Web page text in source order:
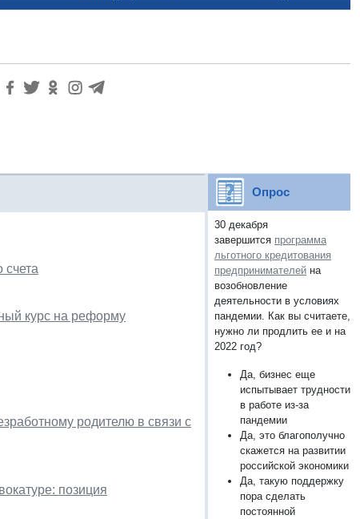
счета
курс на реформу
родителю в связи с
позиция
Опрос
30 декабря
завершится программа
льготного кредитования
предпринимателей на
возобновление
деятельности в условиях
пандемии. Как вы считаете,
нужно ли продлить ее и на
2022 год?
Да, бизнес еще
испытывает трудности
в работе из-за
пандемии
Да, это благополучно
скажется на развитии
российской экономики
Да, такую поддержку
пора сделать
постоянной